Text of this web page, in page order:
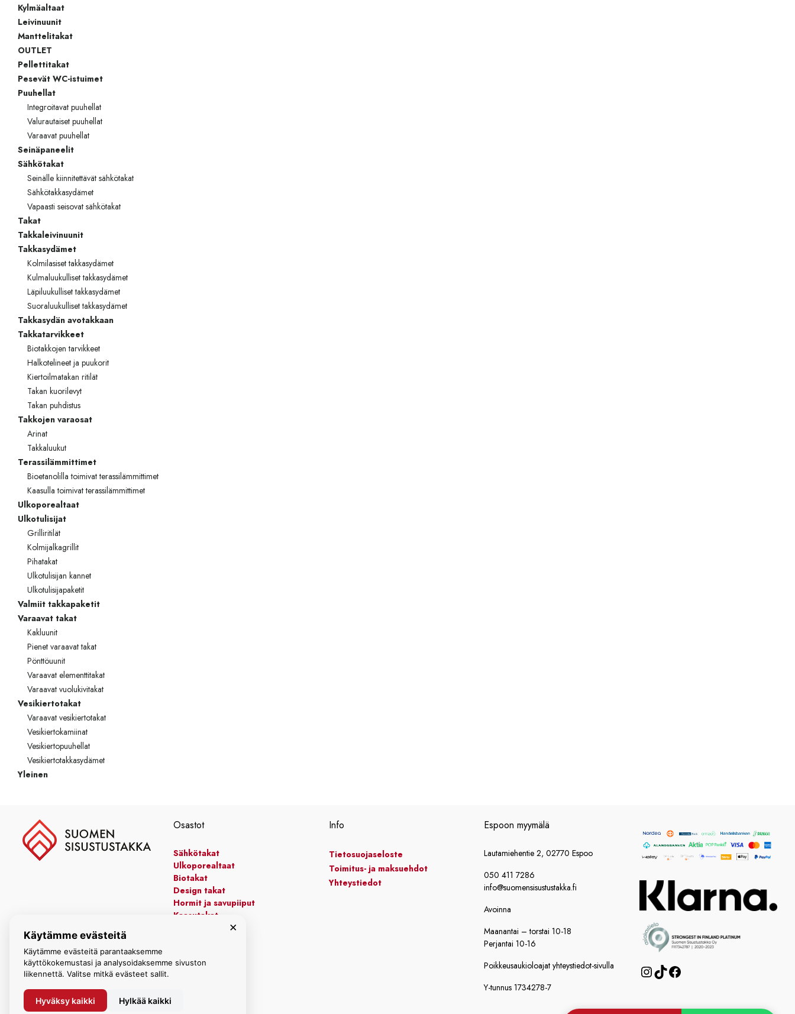
Kylmäaltaat
Leivinuunit
Manttelitakat
OUTLET
Pellettitakat
Pesevät WC-istuimet
Puuhellat
Integroitavat puuhellat
Valurautaiset puuhellat
Varaavat puuhellat
Seinäpaneelit
Sähkötakat
Seinälle kiinnitettävät sähkötakat
Sähkötakkasydämet
Vapaasti seisovat sähkötakat
Takat
Takkaleivinuunit
Takkasydämet
Kolmilasiset takkasydämet
Kulmaluukulliset takkasydämet
Läpiluukulliset takkasydämet
Suoraluukulliset takkasydämet
Takkasydän avotakkaan
Takkatarvikkeet
Biotakkojen tarvikkeet
Halkotelineet ja puukorit
Kiertoilmatakan ritilät
Takan kuorilevyt
Takan puhdistus
Takkojen varaosat
Arinat
Takkaluukut
Terassilämmittimet
Bioetanolilla toimivat terassilämmittimet
Kaasulla toimivat terassilämmittimet
Ulkoporealtaat
Ulkotulisijat
Grilliritilät
Kolmijalkagrillit
Pihatakat
Ulkotulisijan kannet
Ulkotulisijapaketit
Valmiit takkapaketit
Varaavat takat
Kakluunit
Pienet varaavat takat
Pönttöuunit
Varaavat elementtitakat
Varaavat vuolukivitakat
Vesikiertotakat
Varaavat vesikiertotakat
Vesikiertokamiinat
Vesikiertopuuhellat
Vesikiertotakkasydämet
Yleinen
Osastot
Sähkötakat
Ulkoporealtaat
Biotakat
Design takat
Hormit ja savupiiput
Kaasutakat
Kiertoilmatakat
Info
Tietosuojaseloste
Toimitus- ja maksuehdot
Yhteystiedot
Espoon myymälä
Lautamiehentie 2, 02770 Espoo
050 411 7286
info@suomensisustustakka.fi
Avoinna
Maanantai – torstai 10-18
Perjantai 10-16
Poikkeusaukioloajat yhteystiedot-sivulla
Y-tunnus 1734278-7
Instagram
TikTok
×
Käytämme evästeitä
Käytämme evästeitä parantaaksemme
käyttökokemustasi ja analysoidaksemme sivuston
liikennettä. Valitse mitkä evästeet sallit.
Hyväksy kaikki Hylkää kaikki